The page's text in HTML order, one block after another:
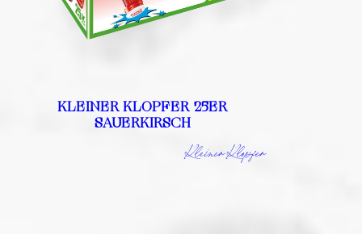
KLEINER KLOPFER 25ER
SAUERKIRSCH
Kleiner Klopfer